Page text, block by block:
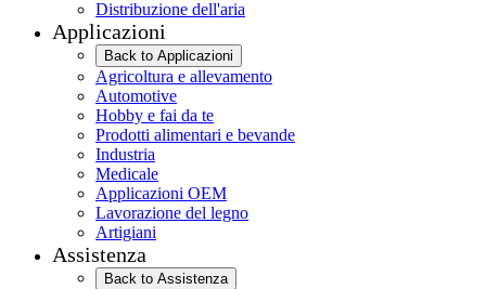
Distribuzione dell'aria
Applicazioni
Back to Applicazioni
Agricoltura e allevamento
Automotive
Hobby e fai da te
Prodotti alimentari e bevande
Industria
Medicale
Applicazioni OEM
Lavorazione del legno
Artigiani
Assistenza
Back to Assistenza